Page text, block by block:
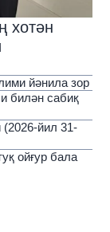
хотән
йәнила зор
билән сабиқ
(2026-йил 31-
ойғур бала